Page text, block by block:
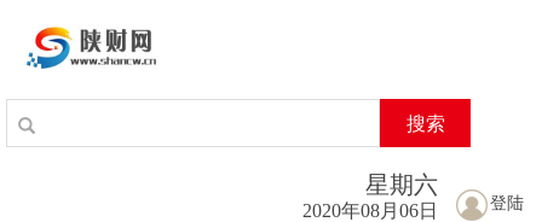
搜索
登陆
星期六
2020年08月06日